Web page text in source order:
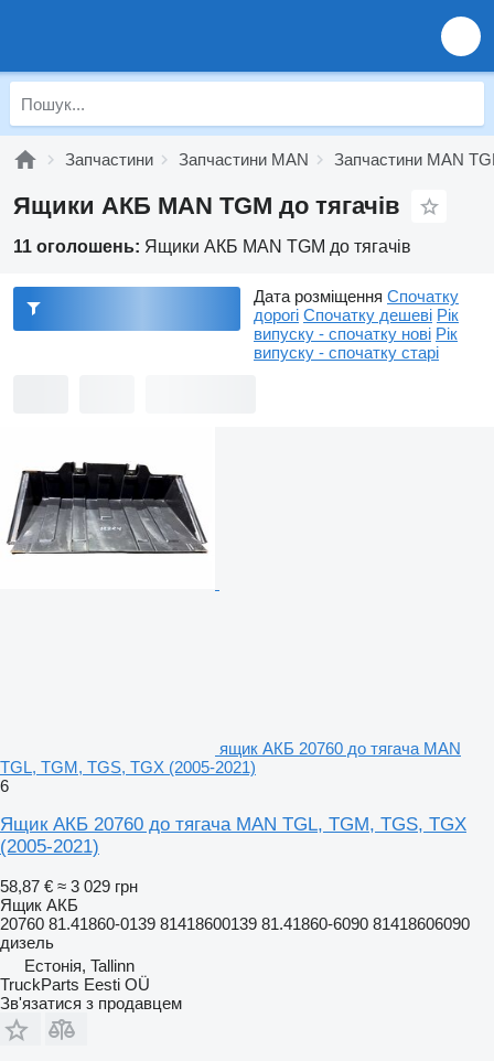
Запчастини Запчастини MAN Запчастини MAN
Ящики АКБ MAN TGM до тягачів
11 оголошень: Ящики АКБ MAN TGM до тягачів
Дата розміщення Спочатку
дорогі Спочатку дешеві Рік
випуску - спочатку нові Рік
випуску - спочатку старі
ящик АКБ 20760 до тягача MAN
TGL, TGM, TGS, TGX (2005-2021)
6
Ящик АКБ 20760 до тягача MAN TGL, TGM, TGS, TGX
(2005-2021)
58,87 € ≈ 3 029 грн
Ящик АКБ
20760 81.41860-0139 81418600139 81.41860-6090 81418606090
дизель
Естонія, Tallinn
TruckParts Eesti OÜ
Зв'язатися з продавцем